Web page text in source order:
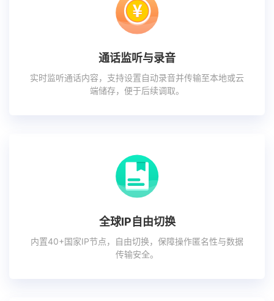
通话监听与录音
实时监听通话内容，支持设置自动录音并传输至本地或云
端储存，便于后续调取。
全球IP自由切换
内置40+国家IP节点，自由切换，保障操作匿名性与数据
传输安全。